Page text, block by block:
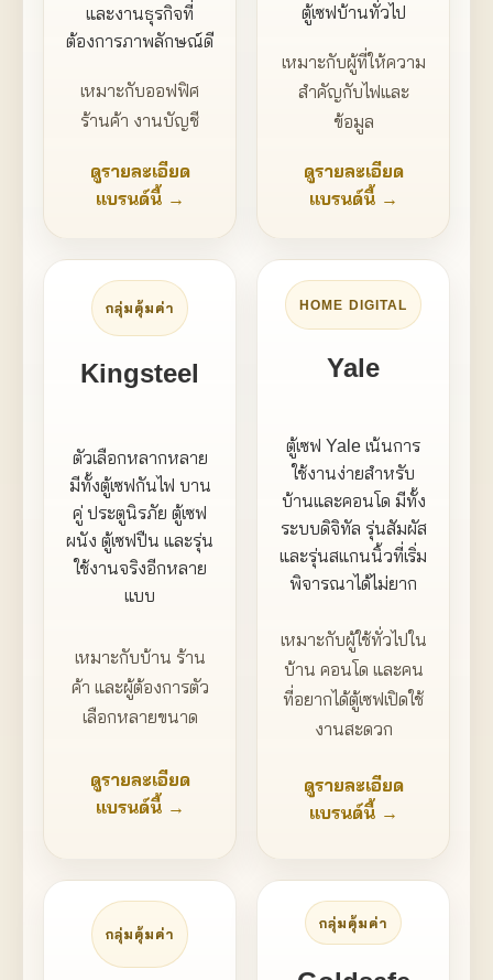
และงานธุรกิจที่
ต้องการภาพลักษณ์ดี
เหมาะกับออฟฟิศ
ร้านค้า งานบัญชี
ดูรายละเอียด
แบรนด์นี้ →
ตู้เซฟบ้านทั่วไป
เหมาะกับผู้ที่ให้ความ
สำคัญกับไฟและ
ข้อมูล
ดูรายละเอียด
แบรนด์นี้ →
กลุ่มคุ้มค่า
Kingsteel
ตัวเลือกหลากหลาย
มีทั้งตู้เซฟกันไฟ บาน
คู่ ประตูนิรภัย ตู้เซฟ
ผนัง ตู้เซฟปืน และรุ่น
ใช้งานจริงอีกหลาย
แบบ
เหมาะกับบ้าน ร้าน
ค้า และผู้ต้องการตัว
เลือกหลายขนาด
ดูรายละเอียด
แบรนด์นี้ →
HOME DIGITAL
Yale
ตู้เซฟ Yale เน้นการ
ใช้งานง่ายสำหรับ
บ้านและคอนโด มีทั้ง
ระบบดิจิทัล รุ่นสัมผัส
และรุ่นสแกนนิ้วที่เริ่ม
พิจารณาได้ไม่ยาก
เหมาะกับผู้ใช้ทั่วไปใน
บ้าน คอนโด และคน
ที่อยากได้ตู้เซฟเปิดใช้
งานสะดวก
ดูรายละเอียด
แบรนด์นี้ →
กลุ่มคุ้มค่า
กลุ่มคุ้มค่า